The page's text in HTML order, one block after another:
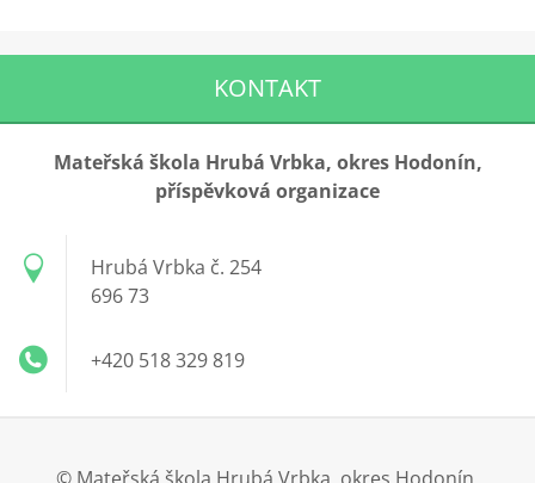
KONTAKT
Mateřská škola Hrubá Vrbka, okres Hodonín,
příspěvková organizace
Hrubá Vrbka č. 254
696 73
+420 518 329 819